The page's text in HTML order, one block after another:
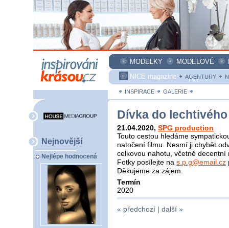
MODELKY MODELOVÉ
NICE magazine
AGENTURY
INSPIRACE GALERIE
Nejnovější
Nejlépe hodnocená
Dívka do
21.04.2020, SPG production
Touto cestou hledáme
natočení filmu. Nesmí ji chybět
celkovou nahotu, včetně decentní
Fotky posílejte na s.p.g@email.cz
Děkujeme za zájem.
Termín
2020
« předchozí | další »